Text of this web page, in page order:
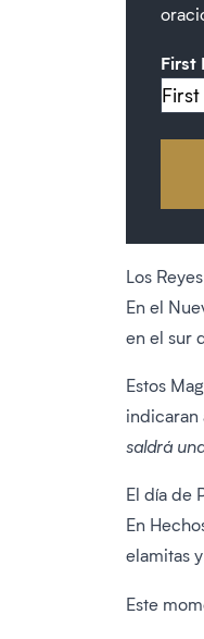
First
Los
En el
en el sur
Estos
indicaran
saldrá
El día de
En
elamitas
Este